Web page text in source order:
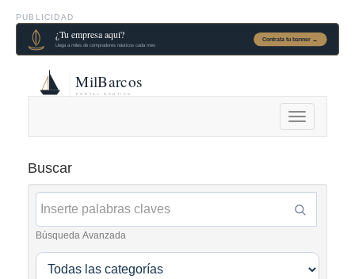
PUBLICIDAD
Alternar
navegación
Buscar
Búsqueda Avanzada